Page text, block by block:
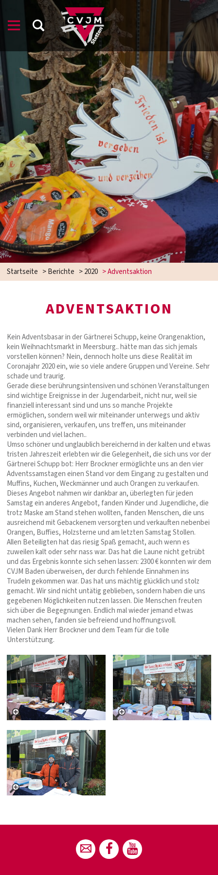
Startseite >Berichte >2020 >Adventsaktion
ADVENTSAKTION
Kein Adventsbasar in der Gärtnerei Schupp, keine Orangenaktion,
kein Weihnachtsmarkt in Meersburg.. hätte man das sich jemals
vorstellen können? Nein, dennoch holte uns diese Realität im
Coronajahr 2020 ein, wie so viele andere Gruppen und Vereine. Sehr
schade und traurig.
Gerade diese berührungsintensiven und schönen Veranstaltungen
sind wichtige Ereignisse in der Jugendarbeit, nicht nur, weil sie
finanziell interessant sind und uns so manche Projekte
ermöglichen, sondern weil wir miteinander unterwegs und aktiv
sind, organisieren, verkaufen, uns treffen, uns miteinander
verbinden und viel lachen..
Umso schöner und unglaublich bereichernd in der kalten und etwas
tristen Jahreszeit erlebten wir die Gelegenheit, die sich uns vor der
Gärtnerei Schupp bot: Herr Brockner ermöglichte uns an den vier
Adventssamstagen einen Stand vor dem Eingang zu gestalten und
Muffins, Kuchen, Weckmänner und auch Orangen zu verkaufen.
Dieses Angebot nahmen wir dankbar an, überlegten für jeden
Samstag ein anderes Angebot, fanden Kinder und Jugendliche, die
trotz Maske am Stand stehen wollten, fanden Menschen, die uns
ausreichend mit Gebackenem versorgten und verkauften nebenbei
Orangen, Buffies, Holzsterne und am letzten Samstag Stollen.
Allen Beteiligten hat das riesig Spaß gemacht, auch wenn es
zuweilen kalt oder sehr nass war. Das hat die Laune nicht getrübt
und das Ergebnis konnte sich sehen lassen: 2300 € konnten wir dem
CVJM Baden überweisen, der durch fehlende Einnahmen ins
Trudeln gekommen war. Das hat uns mächtig glücklich und stolz
gemacht. Wir sind nicht untätig geblieben, sondern haben die uns
gegebenen Möglichkeiten nutzen lassen. Die Menschen freuten
sich über die Begegnungen. Endlich mal wieder jemand etwas
machen sehen, fanden sie befreiend und hoffnungsvoll.
Vielen Dank Herr Brockner und dem Team für die tolle
Unterstützung.